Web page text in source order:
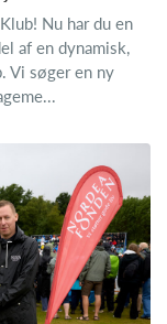
Nu har du en
af en dynamisk,
Vi søger en ny